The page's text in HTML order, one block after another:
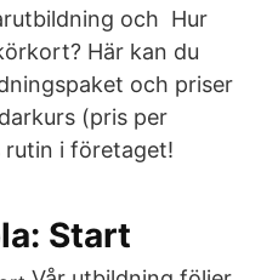
och Hur
Här kan du
och priser
(pris per
rutin i företaget!
Start